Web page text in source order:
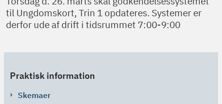
til Ungdomskort, Trin 1 opdateres. Systemer er
derfor ude af drift i tidsrummet 7:00-9:00
Praktisk information
Skemaer